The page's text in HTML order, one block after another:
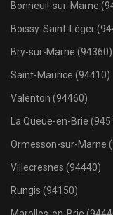
Bonneuil-sur-Marne
Boissy-Saint-Léger
Bry-sur-Marne (94360)
Saint-Maurice (94410)
Valenton (94460)
La Queue-en-Brie
Ormesson-sur-Marne
Villecresnes (94440)
Rungis (94150)